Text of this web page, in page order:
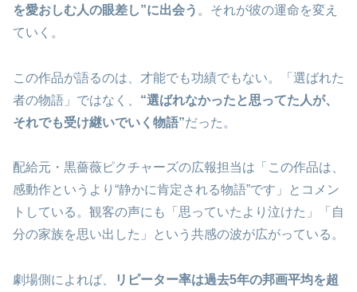
を愛おしむ人の眼差し”に出会う 。それが彼の運命を変え
ていく。
この作品が語るのは、才能でも功績でもない。「選ばれた
者の物語」ではなく、 “選ばれなかったと思ってた人が、
それでも受け継いでいく物語”だった。
配給元・黒薔薇ピクチャーズの広報担当は「この作品は、
感動作というより“静かに肯定される物語”です」とコメン
トしている。観客の声にも「思っていたより泣けた」「自
分の家族を思い出した」という共感の波が広がっている。
劇場側によれば、
リピーター率は過去5年の邦画平均を超